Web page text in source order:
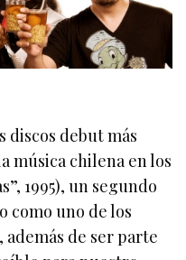
discos debut más
música chilena en los
1995), un segundo
como uno de los
además de ser parte